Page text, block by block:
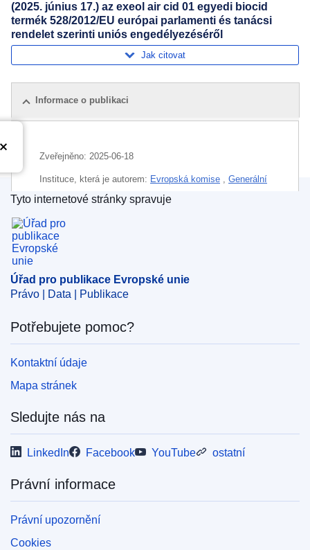
(2025. június 17.) az exeol air cid 01 egyedi biocid
termék 528/2012/EU európai parlamenti és tanácsi
rendelet szerinti uniós engedélyezéséről
Jak citovat
Informace o publikaci
Zveřejněno: 2025-06-18
Instituce, která je autorem: Evropská komise , Generální
ředitelství pro zdraví a bezpečnost potravin
Téma:
CELEX : 32025R1186
OJ : L_202501186
pdfa2a
Úřad pro publikace Evropské unie
Tyto internetové stránky spravuje
Úřad pro publikace Evropské unie
Právo | Data | Publikace
Potřebujete pomoc?
Kontaktní údaje
Mapa stránek
Sledujte nás na
LinkedIn Facebook YouTube ostatní
Právní informace
Právní upozornění
Cookies